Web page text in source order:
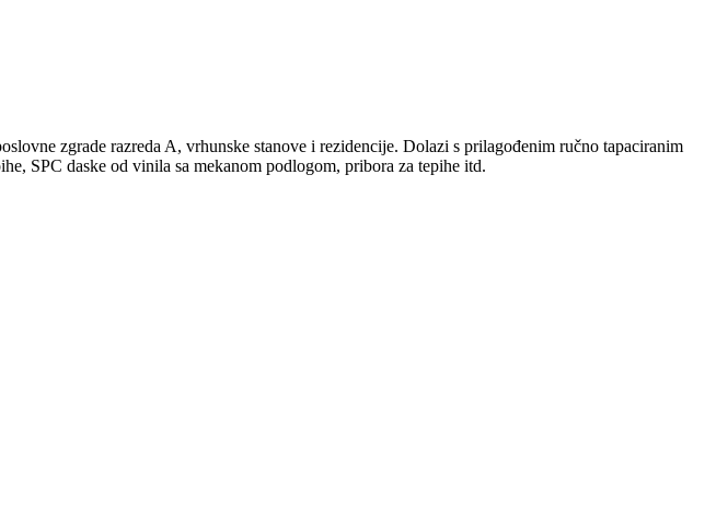
zgrade razreda A, vrhunske stanove i rezidencije. Dolazi s prilagođenim ručno tapaciranim
SPC daske od vinila sa mekanom podlogom, pribora za tepihe itd.